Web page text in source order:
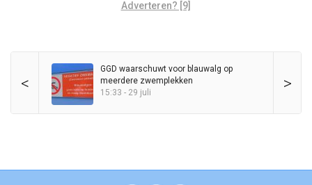
Adverteren? [9]
< >
GGD waarschuwt voor blauwalg op
meerdere zwemplekken
15:33 - 29 juli